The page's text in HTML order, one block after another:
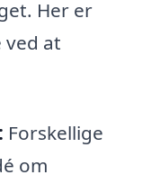
Her er
ved at
Forskellige
om